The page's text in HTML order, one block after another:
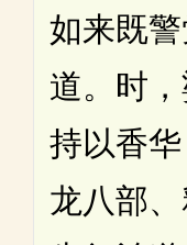
如来既
道。时
持以香
龙八部、